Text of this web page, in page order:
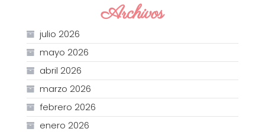
Archivos
julio 2026
mayo 2026
abril 2026
marzo 2026
febrero 2026
enero 2026